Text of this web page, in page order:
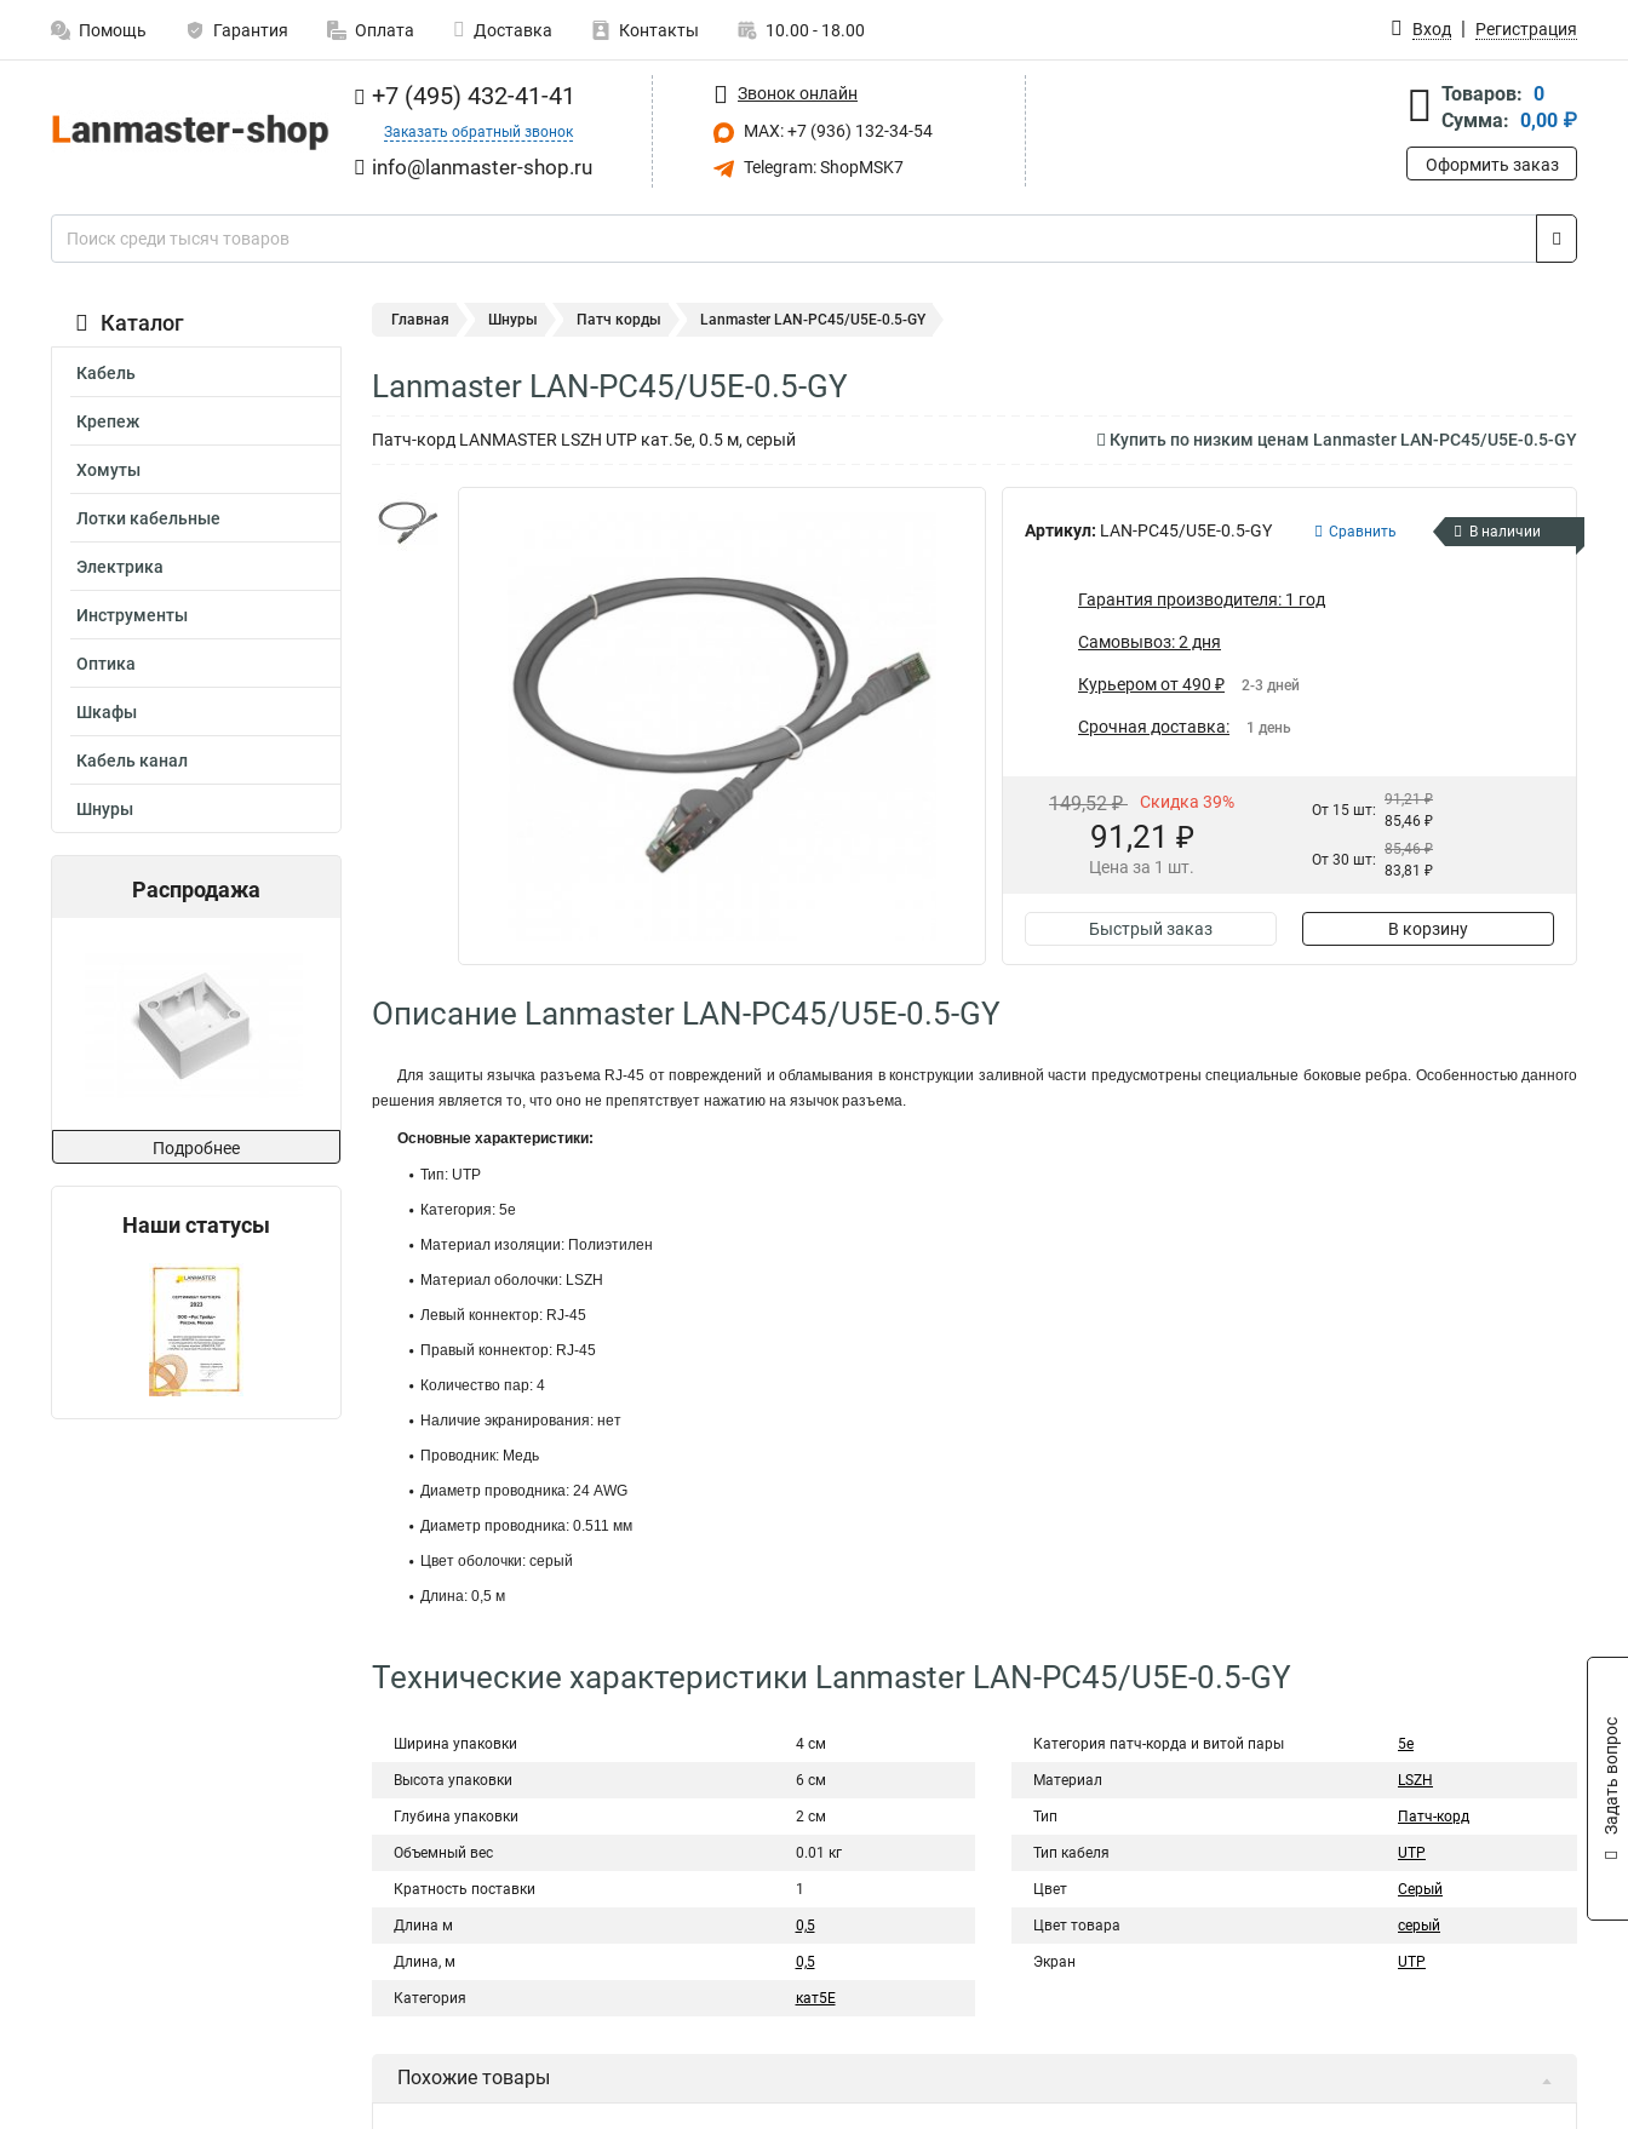
Помощь Гарантия Оплата Доставка Контакты 10.00 - 18.00 Вход Регистрация
+7 (495) 432-41-41
Заказать обратный звонок
info@lanmaster-shop.ru
Звонок онлайн
MAX: +7 (936) 132-34-54
Telegram: ShopMSK7
Товаров: 0
Сумма: 0,00 ₽
Оформить заказ
Каталог
Кабель
Крепеж
Хомуты
Лотки кабельные
Электрика
Инструменты
Оптика
Шкафы
Кабель канал
Шнуры
Распродажа
Подробнее
Наши статусы
Главная Шнуры Патч корды Lanmaster LAN-PC45/U5E-0.5-GY
Lanmaster LAN-PC45/U5E-0.5-GY
Патч-корд LANMASTER LSZH UTP кат.5e, 0.5 м, серый Купить по низким ценам Lanmaster LAN-PC45/U5E-0.5-GY
Артикул: LAN-PC45/U5E-0.5-GY Сравнить В наличии
Гарантия производителя: 1 год
Самовывоз: 2 дня
Курьером от 490 ₽ 2-3 дней
Срочная доставка: 1 день
149,52 ₽ Скидка 39%
91,21 ₽
Цена за 1 шт.
От 15 шт:
91,21 ₽
85,46 ₽
От 30 шт:
85,46 ₽
83,81 ₽
Быстрый заказ В корзину
Описание Lanmaster LAN-PC45/U5E-0.5-GY
Для защиты язычка разъема RJ-45 от повреждений и обламывания в конструкции заливной части предусмотрены специальные боковые ребра. Особенностью данного
решения является то, что оно не препятствует нажатию на язычок разъема.
Основные характеристики:
Тип: UTP
Категория: 5e
Материал изоляции: Полиэтилен
Материал оболочки: LSZH
Левый коннектор: RJ-45
Правый коннектор: RJ-45
Количество пар: 4
Наличие экранирования: нет
Проводник: Медь
Диаметр проводника: 24 AWG
Диаметр проводника: 0.511 мм
Цвет оболочки: серый
Длина: 0,5 м
Технические характеристики Lanmaster LAN-PC45/U5E-0.5-GY
Ширина упаковки 4 см
Высота упаковки 6 см
Глубина упаковки 2 см
Объемный вес 0.01 кг
Кратность поставки 1
Длина м 0,5
Длина, м 0,5
Категория кат5Е
Категория патч-корда и витой пары 5e
Материал LSZH
Тип Патч-корд
Тип кабеля UTP
Цвет Серый
Цвет товара серый
Экран UTP
Похожие товары
Задать вопрос